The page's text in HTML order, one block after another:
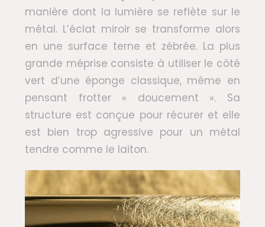
manière dont la lumière se reflète sur le
métal. L’éclat miroir se transforme alors
en une surface terne et zébrée. La plus
grande méprise consiste à utiliser le côté
vert d’une éponge classique, même en
pensant frotter « doucement ». Sa
structure est conçue pour récurer et elle
est bien trop agressive pour un métal
tendre comme le laiton.